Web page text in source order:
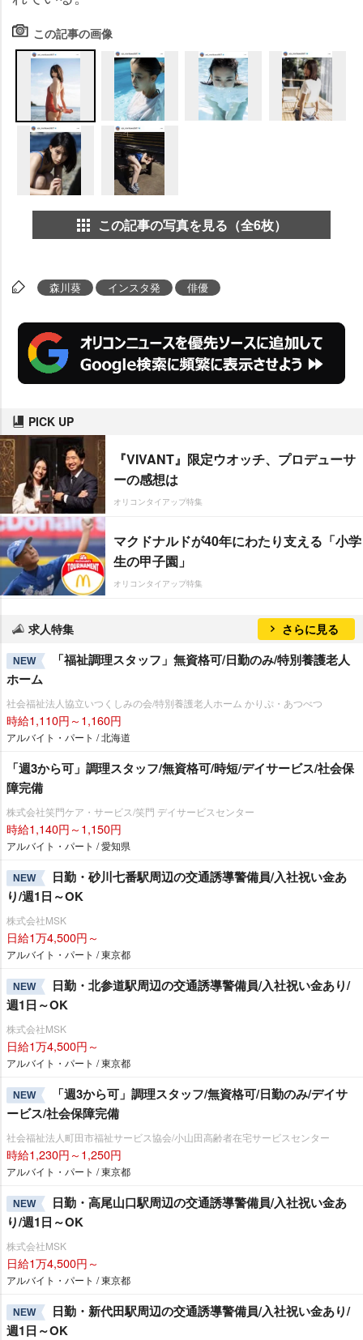
この記事の画像
この記事の写真を見る（全6枚）
森川葵 インスタ発 俳優
PICK UP
『VIVANT』限定ウオッチ、プロデューサ
ーの感想は
オリコンタイアップ特集
マクドナルドが40年にわたり支える「小学
生の甲子園」
オリコンタイアップ特集
求人特集 さらに見る
NEW
「福祉調理スタッフ」無資格可/日勤のみ/特別養護老人
ホーム
社会福祉法人協立いつくしみの会/特別養護老人ホーム かりぷ・あつべつ
時給1,110円～1,160円
アルバイト・パート / 北海道
「週3から可」調理スタッフ/無資格可/時短/デイサービス/社会保
障完備
株式会社笑門ケア・サービス/笑門 デイサービスセンター
時給1,140円～1,150円
アルバイト・パート / 愛知県
NEW
日勤・砂川七番駅周辺の交通誘導警備員/入社祝い金あ
り/週1日～OK
株式会社MSK
日給1万4,500円～
アルバイト・パート / 東京都
NEW
日勤・北参道駅周辺の交通誘導警備員/入社祝い金あり/
週1日～OK
株式会社MSK
日給1万4,500円～
アルバイト・パート / 東京都
NEW
「週3から可」調理スタッフ/無資格可/日勤のみ/デイサ
ービス/社会保障完備
社会福祉法人町田市福祉サービス協会/小山田高齢者在宅サービスセンター
時給1,230円～1,250円
アルバイト・パート / 東京都
NEW
日勤・高尾山口駅周辺の交通誘導警備員/入社祝い金あ
り/週1日～OK
株式会社MSK
日給1万4,500円～
アルバイト・パート / 東京都
NEW
日勤・新代田駅周辺の交通誘導警備員/入社祝い金あり/
週1日～OK